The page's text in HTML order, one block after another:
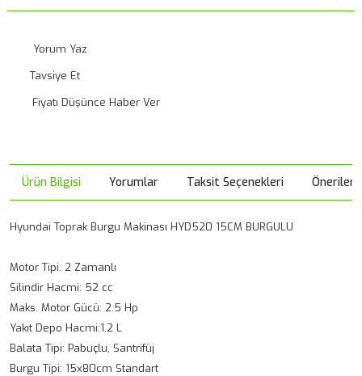
Yorum Yaz
Tavsiye Et
Fiyatı Düşünce Haber Ver
Ürün Bilgisi Yorumlar Taksit Seçenekleri
Hyundai Toprak Burgu Makinası HYD520 15CM BURGULU
Motor Tipi. 2 Zamanlı
Silindir Hacmi: 52 cc
Maks. Motor Gücü: 2.5 Hp
Yakıt Depo Hacmi:1.2 L
Balata Tipi: Pabuçlu, Santrifüj
Burgu Tipi: 15x80cm Standart